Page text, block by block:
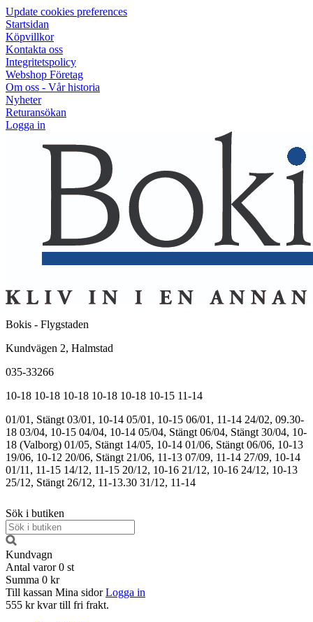
Update cookies preferences
Startsidan
Köpvillkor
Kontakta oss
Integritetspolicy
Webshop Företag
Om oss - Vår historia
Nyheter
Returansökan
Logga in
Bokis - Flygstaden
Kundvägen 2, Halmstad
035-33266
10-18 10-18 10-18 10-18 10-18 10-15 11-14
01/01, Stängt 03/01, 10-14 05/01, 10-15 06/01, 11-14 24/02, 09.30-
18 03/04, 10-15 04/04, 10-14 05/04, Stängt 06/04, Stängt 30/04, 10-
18 (Valborg) 01/05, Stängt 14/05, 10-14 01/06, Stängt 06/06, 10-13
19/06, 10-12 20/06, Stängt 21/06, 11-13 07/09, 11-14 27/09, 10-14
01/11, 11-15 14/12, 11-15 20/12, 10-16 21/12, 10-16 24/12, 10-13
25/12, Stängt 26/12, 11-13.30 31/12, 11-14
Sök i butiken
Kundvagn
Antal varor 0 st
Summa 0 kr
Till kassan Mina sidor Logga in
555 kr kvar till fri frakt.